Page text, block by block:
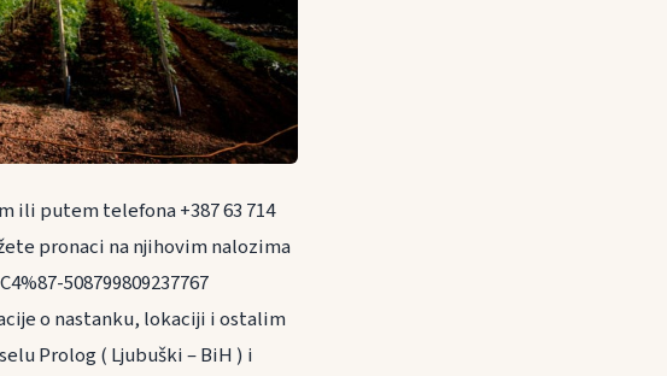
putem telefona +387 63 714
pronaci na njihovim nalozima
508799809237767
o nastanku, lokaciji i ostalim
Prolog ( Ljubuški – BiH ) i